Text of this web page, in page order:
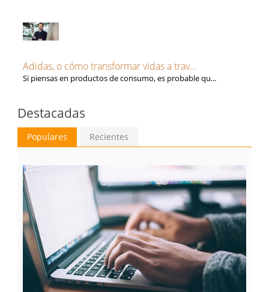
Adidas, o cómo transformar vidas a trav...
Si piensas en productos de consumo, es probable qu...
Destacadas
Populares Recientes